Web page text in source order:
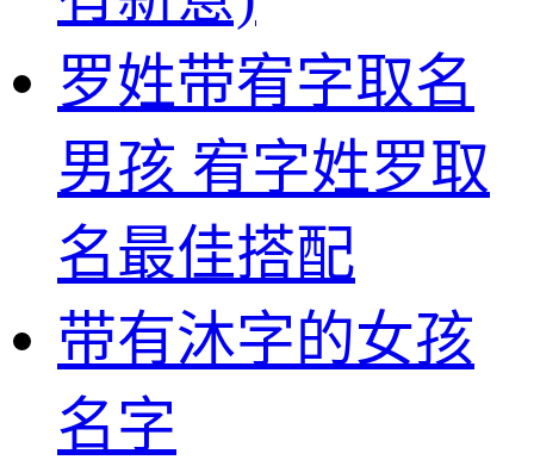
罗姓带宥字取名
男孩 宥字姓罗取
名最佳搭配
带有沐字的女孩
名字